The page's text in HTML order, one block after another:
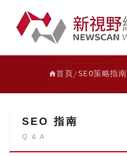
首頁/ SEO策略指南
SEO 指南
Q & A